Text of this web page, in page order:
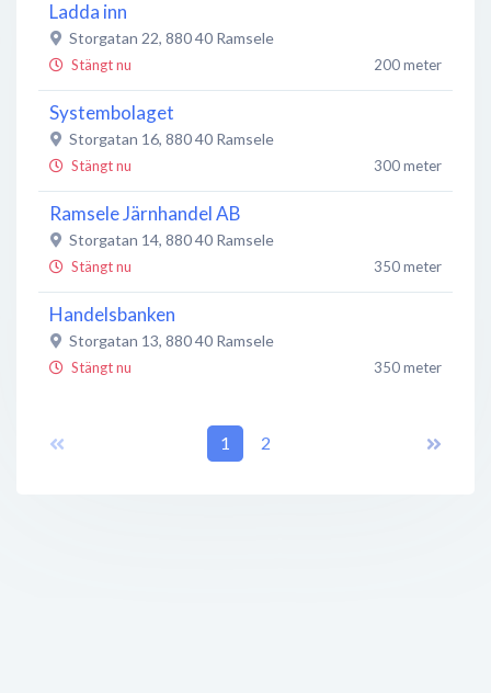
Ladda inn
Storgatan 22, 880 40 Ramsele
Stängt nu 200 meter
Systembolaget
Storgatan 16, 880 40 Ramsele
Stängt nu 300 meter
Ramsele Järnhandel AB
Storgatan 14, 880 40 Ramsele
Stängt nu 350 meter
Handelsbanken
Storgatan 13, 880 40 Ramsele
Stängt nu 350 meter
Ramsele
1 2